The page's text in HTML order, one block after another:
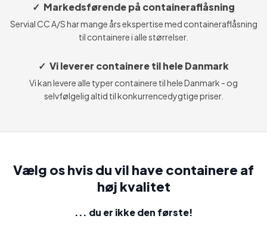
✓ Markedsførende på containeraflåsning
Servial CC A/S har mange års ekspertise med containeraflåsning
til containere i alle størrelser.
✓ Vi leverer containere til hele Danmark
Vi kan levere alle typer containere til hele Danmark - og
selvfølgelig altid til konkurrencedygtige priser.
Vælg os hvis du vil have containere af
høj kvalitet
... du er ikke den første​!